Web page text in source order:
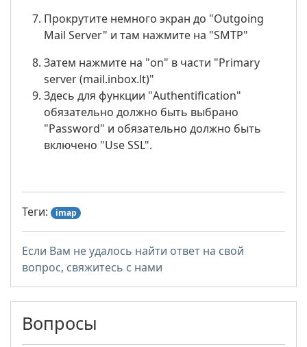
Прокрутите немного экран до "Outgoing
Mail Server" и там нажмите на "SMTP"
Затем нажмите на "on" в части "Primary
server (mail.inbox.lt)"
Здесь для функции "Authentification"
обязательно должно быть выбрано
"Password" и обязательно должно быть
включено "Use SSL".
Теги: imap
Если Вам не удалось найти ответ на свой
вопрос, свяжитесь с нами
Вопросы